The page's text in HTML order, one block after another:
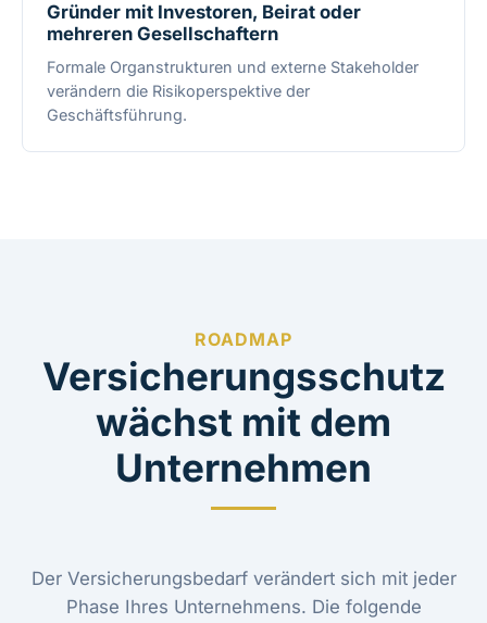
Gründer mit Investoren, Beirat oder
mehreren Gesellschaftern
Formale Organstrukturen und externe Stakeholder
verändern die Risikoperspektive der
Geschäftsführung.
ROADMAP
Versicherungsschutz
wächst mit dem
Unternehmen
Der Versicherungsbedarf verändert sich mit jeder
Phase Ihres Unternehmens. Die folgende